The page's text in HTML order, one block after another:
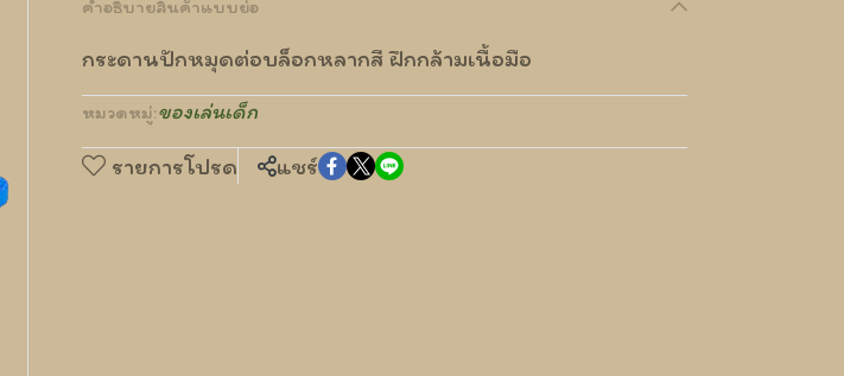
คำอธิบายสินค้าแบบย่อ
กระดานปักหมุดต่อบล็อกหลากสี ฝึกกล้ามเนื้อมือ
หมวดหมู่:ของเล่นเด็ก
รายการโปรด แชร์